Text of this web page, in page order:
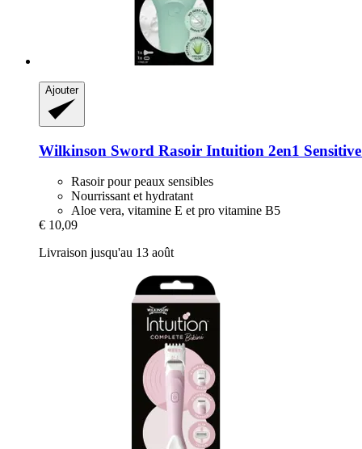
Ajouter
Wilkinson Sword Rasoir Intuition 2en1
Rasoir pour peaux sensibles
Nourrissant et hydratant
Aloe vera, vitamine E et pro vitamine B5
€ 10,09
Livraison jusqu'au 13 août